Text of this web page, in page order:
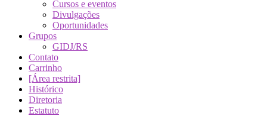
Cursos e eventos
Divulgações
Oportunidades
Grupos
GIDJ/RS
Contato
Carrinho
[Área restrita]
Histórico
Diretoria
Estatuto